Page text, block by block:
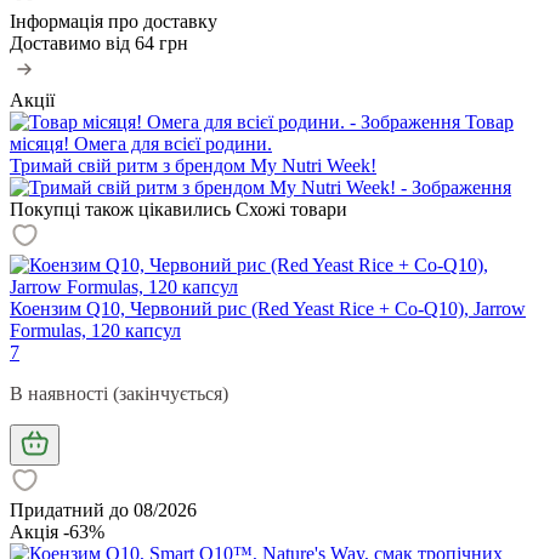
Інформація про доставку
Доставимо від 64 грн
Акції
Товар
місяця! Омега для всієї родини.
Тримай свій ритм з брендом My Nutri Week!
Покупці також цікавились Схожі товари
Коензим Q10, Червоний рис (Red Yeast Rice + Co-Q10), Jarrow
Formulas, 120 капсул
7
В наявності (закінчується)
Придатний до 08/2026
Акція -63%